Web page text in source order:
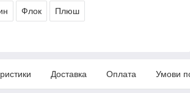
Флок Плюш
Доставка Оплата Умови